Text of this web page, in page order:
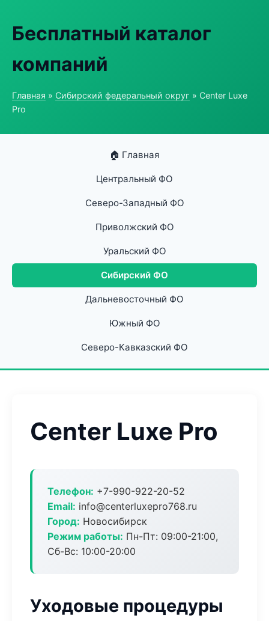
Бесплатный каталог
компаний
Главная » Сибирский федеральный округ » Center Luxe
Pro
🏠 Главная
Центральный ФО
Северо-Западный ФО
Приволжский ФО
Уральский ФО
Сибирский ФО
Дальневосточный ФО
Южный ФО
Северо-Кавказский ФО
Center Luxe Pro
Телефон: +7-990-922-20-52
Email: info@centerluxepro768.ru
Город: Новосибирск
Режим работы: Пн-Пт: 09:00-21:00,
Сб-Вс: 10:00-20:00
Уходовые процедуры